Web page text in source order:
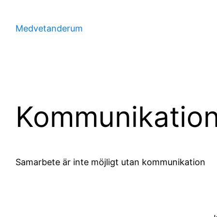
innehållMedvetanderum
Samarbete är inte möjligt utan kommunikation